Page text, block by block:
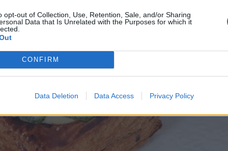
opt-out of Collection, Use, Retention, Sale, and/or Sharing
Data that Is Unrelated with the Purposes for which it
CONFIRM
Data Deletion Data Access Privacy Policy